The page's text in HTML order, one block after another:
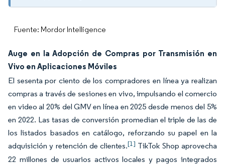
Fuente: Mordor Intelligence
Auge en la Adopción de Compras por Transmisión en
Vivo en Aplicaciones Móviles
El sesenta por ciento de los compradores en línea ya realizan
compras a través de sesiones en vivo, impulsando el comercio
en video al 20% del GMV en línea en 2025 desde menos del 5%
en 2022. Las tasas de conversión promedian el triple de las de
los listados basados en catálogo, reforzando su papel en la
adquisición y retención de clientes.[1] TikTok Shop aprovecha
22 millones de usuarios activos locales y pagos integrados